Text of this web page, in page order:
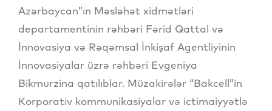
Azərbaycan”ın Məsləhət xidmətləri
departamentinin rəhbəri Fərid Qattal və
İnnovasiya və Rəqəmsal İnkişaf Agentliyinin
İnnovasiyalar üzrə rəhbəri Evgeniya
Bikmurzina qatılıblar. Müzakirələr “Bakcell”in
Korporativ kommunikasiyalar və ictimaiyyətlə